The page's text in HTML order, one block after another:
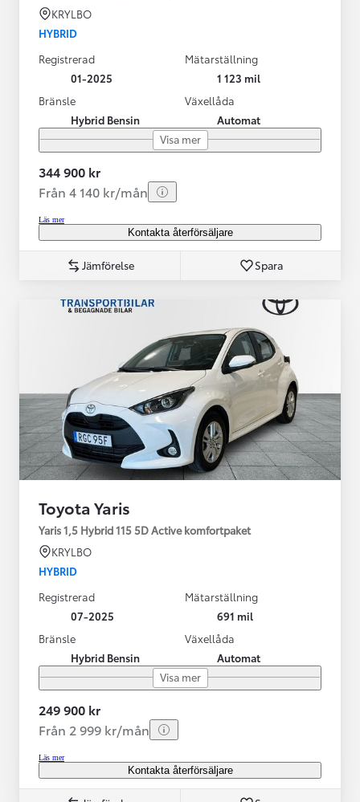
KRYLBO
HYBRID
Registrerad
01-2025
Mätarställning
1 123 mil
Bränsle
Hybrid Bensin
Växellåda
Automat
Visa mer
344 900 kr
Från 4 140 kr/mån
Läs mer
Kontakta återförsäljare
Jämförelse Spara
Toyota Yaris
Yaris 1,5 Hybrid 115 5D Active komfortpaket
KRYLBO
HYBRID
Registrerad
07-2025
Mätarställning
691 mil
Bränsle
Hybrid Bensin
Växellåda
Automat
Visa mer
249 900 kr
Från 2 999 kr/mån
Läs mer
Kontakta återförsäljare